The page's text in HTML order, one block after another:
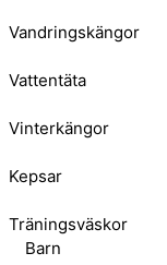
Vandringskängor
Vattentäta
Vinterkängor
Kepsar
Träningsväskor
Barn